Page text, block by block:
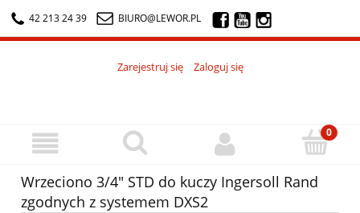
42 213 24 39 BIURO@LEWOR.PL
Zarejestruj się Zaloguj się
Wrzeciono 3/4" STD do kuczy Ingersoll Rand
zgodnych z systemem DXS2